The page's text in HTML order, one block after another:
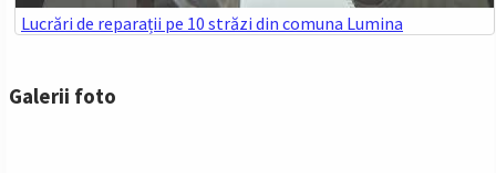
Lucrări de reparații pe 10 străzi din comuna Lumina
Galerii foto